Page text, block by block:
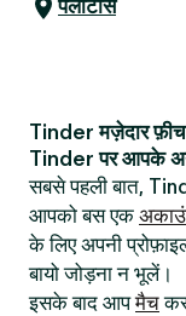
पेलोटास
Tinder मज़ेदार
Tinder पर आपके
सबसे पहली बात,
आपको बस एक
के लिए अपनी
बायो जोड़ना न भूलें।
इसके बाद आपमैच